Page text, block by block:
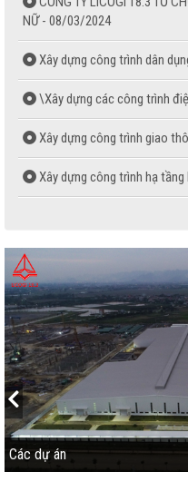
NỮ - 08/03/2024
Xây dựng công trình dân
\Xây dựng các công trình
Xây dựng công trình giao
Xây dựng công trình hạ
Sản xuất ván ép phủ phim
Các dự án